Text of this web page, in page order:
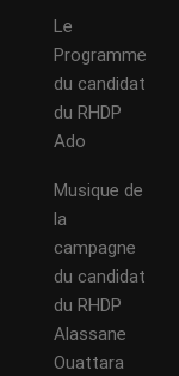
Le
Programme
du candidat
du RHDP
Ado
Musique de
la
campagne
du candidat
du RHDP
Alassane
Ouattara